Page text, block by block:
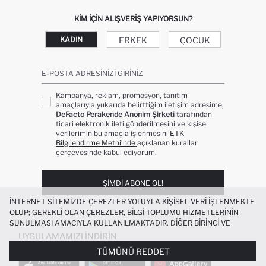
KIM IÇIN ALIŞVERIŞ YAPIYORSUN?
KADIN ERKEK ÇOCUK
E-POSTA ADRESINIZI GIRINIZ
Kampanya, reklam, promosyon, tanıtım
amaçlarıyla yukarıda belirttiğim iletişim adresime,
DeFacto Perakende Anonim Şirketi tarafından
ticari elektronik ileti gönderilmesini ve kişisel
verilerimin bu amaçla işlenmesini ETK
Bilgilendirme Metni’nde açıklanan kurallar
çerçevesinde kabul ediyorum.
ŞIMDI ABONE OL!
UYGULAMAMIZI İNDIRIN
İNTERNET SITEMIZDE ÇEREZLER YOLUYLA KIŞISEL VERI IŞLENMEKTE
OLUP; GEREKLI OLAN ÇEREZLER, BILGI TOPLUMU HIZMETLERININ
SUNULMASI AMACIYLA KULLANILMAKTADIR. DIĞER BIRINCI VE
ÜÇÜNCÜ TARAF ÇEREZLER ISE SIZE DAHA IYI BIR ALIŞVERIŞ
DENEYIMI SUNULABILMESI, SITEMIZIN DAHA IŞLEVSEL KILINMASI VE
KIŞISELLEŞTIRMESI VE AÇIK RIZA VERMENIZ HALINDE, SIZLERE
TÜMÜNÜ REDDET